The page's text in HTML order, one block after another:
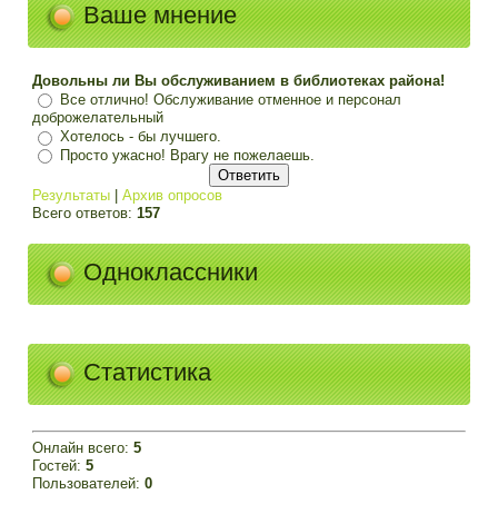
Ваше мнение
Довольны ли Вы обслуживанием в библиотеках района!
Все отлично! Обслуживание отменное и персонал
доброжелательный
Хотелось - бы лучшего.
Просто ужасно! Врагу не пожелаешь.
Результаты |Архив опросов
Всего ответов:157
Одноклассники
Статистика
Онлайн всего:5
Гостей:5
Пользователей:0